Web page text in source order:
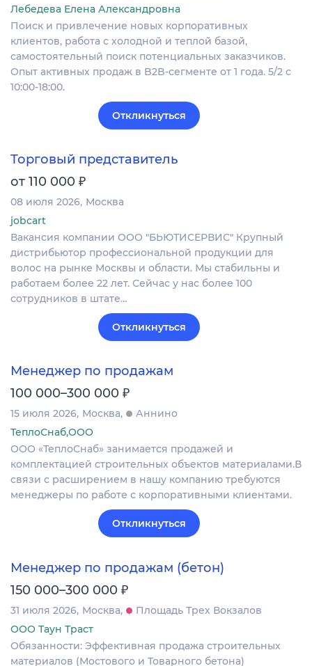
Лебедева Елена Александровна
Поиск и привлечение новых корпоративных
клиентов, работа с холодной и теплой базой,
самостоятельный поиск потенциальных заказчиков.
Опыт активных продаж в B2B-сегменте от 1 года. 5/2 с
10:00-18:00.
Откликнуться
Торговый представитель
от 110 000 ₽
08 июля 2026 Москва
jobcart
Вакансия компании ООО "БЬЮТИСЕРВИС" Крупный
дистрибьютор профессиональной продукции для
волос на рынке Москвы и области. Мы стабильны и
работаем более 22 лет. Сейчас у нас более 100
сотрудников в штате…
Откликнуться
Менеджер по продажам
100 000–300 000 ₽
15 июля 2026 Москва
Аннино
ТеплоСнаб,ООО
ООО «ТеплоСнаб» занимается продажей и
комплектацией строительных объектов материалами.В
связи с расширением в нашу компанию требуются
менеджеры по работе с корпоративными клиентами.
Откликнуться
Менеджер по продажам (бетон)
150 000–300 000 ₽
31 июля 2026 Москва
Площадь Трех Вокзалов
ООО Таун Траст
Обязанности: Эффективная продажа строительных
материалов (Мостового и Товарного бетона)